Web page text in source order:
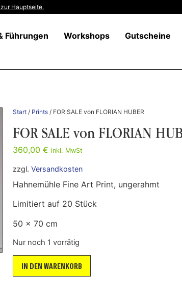
Hauptseite.
Führungen Workshops Gutscheine
Start / Prints / FOR SALE von FLORIAN HUBER
FOR SALE von FLORIAN
360,00 € inkl. MwSt
zzgl. Versandkosten
Hahnemühle Fine Art Print, ungerahmt
Limitiert auf 20 Stück
50 x 70 cm
Nur noch 1 vorrätig
IN DEN WARENKORB